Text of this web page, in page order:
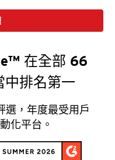
在全部 66
中排名第一
選，年度最受用戶
化平台。